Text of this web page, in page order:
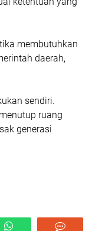
membutuhkan
daerah,
sendiri.
ruang
generasi